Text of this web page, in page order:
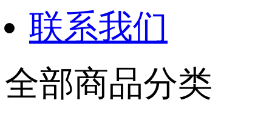
联系我们
全部商品分类